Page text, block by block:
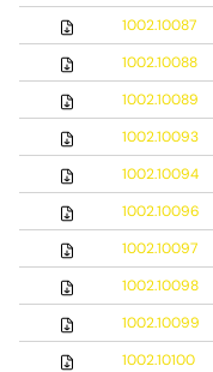
1002.10087
1002.10088
1002.10089
1002.10093
1002.10094
1002.10096
1002.10097
1002.10098
1002.10099
1002.10100